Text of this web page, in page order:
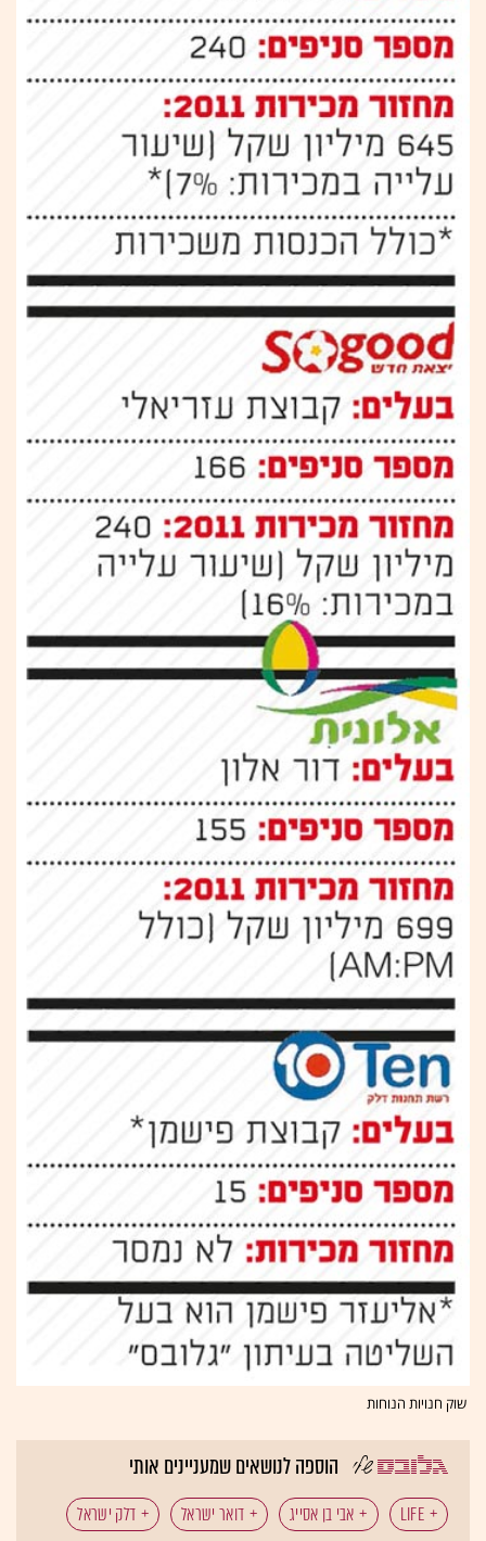
שוק חנויות הנוחות
הוספה לנושאים שמעניינים אותי
LIFE אבי בן אסייג דואר ישראל דלק ישראל